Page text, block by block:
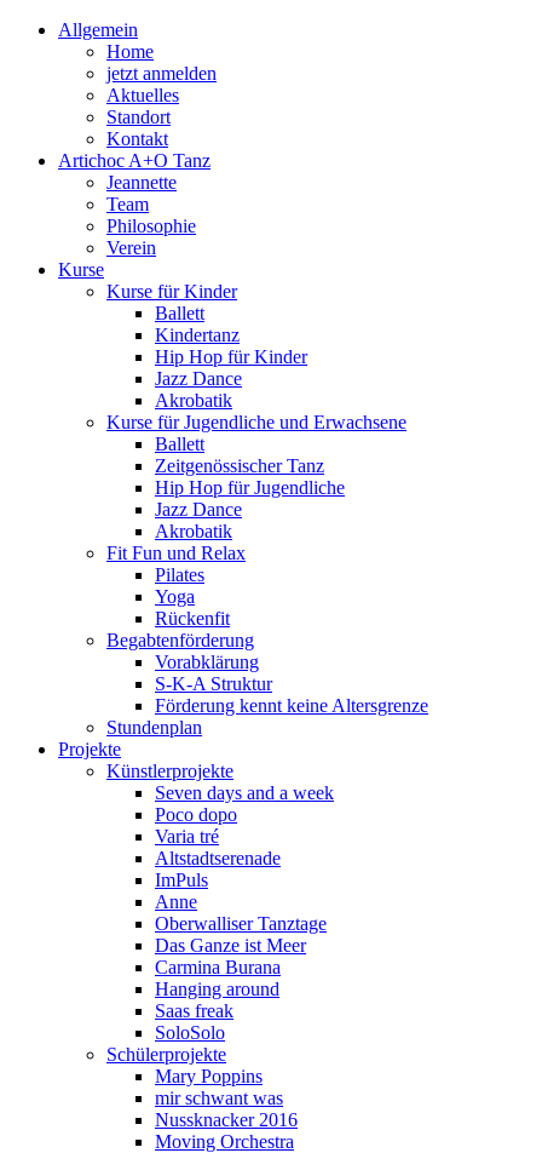
Allgemein
Home
jetzt anmelden
Aktuelles
Standort
Kontakt
Artichoc A+O Tanz
Jeannette
Team
Philosophie
Verein
Kurse
Kurse für Kinder
Ballett
Kindertanz
Hip Hop für Kinder
Jazz Dance
Akrobatik
Kurse für Jugendliche und Erwachsene
Ballett
Zeitgenössischer Tanz
Hip Hop für Jugendliche
Jazz Dance
Akrobatik
Fit Fun und Relax
Pilates
Yoga
Rückenfit
Begabtenförderung
Vorabklärung
S-K-A Struktur
Förderung kennt keine Altersgrenze
Stundenplan
Projekte
Künstlerprojekte
Seven days and a week
Poco dopo
Varia tré
Altstadtserenade
ImPuls
Anne
Oberwalliser Tanztage
Das Ganze ist Meer
Carmina Burana
Hanging around
Saas freak
SoloSolo
Schülerprojekte
Mary Poppins
mir schwant was
Nussknacker 2016
Moving Orchestra